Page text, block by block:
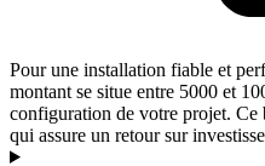
Pour une installation fiable et
montant se situe entre 5000 et
configuration de votre projet.
qui assure un retour sur